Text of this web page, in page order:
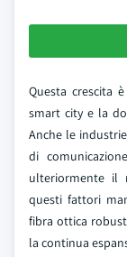
Questa crescita
smart city e la
Anche le
di
ulteriormente il
questi fattori
fibra ottica
la continua